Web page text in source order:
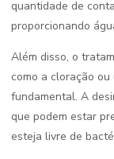
quantidade de
proporcionando
Além disso, o
como a cloração
fundamental. A
que podem estar
esteja livre de